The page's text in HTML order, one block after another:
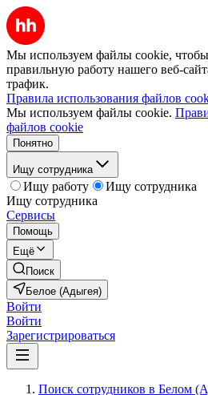
Мы используем файлы cookie, чтобы
правильную работу нашего веб-
трафик.
Правила использования файлов
Мы используем файлы cookie.
файлов cookie
Понятно
Ищу сотрудника
Ищу работу
Ищу сотрудника
Ищу сотрудника
Сервисы
Помощь
Ещё
Поиск
Белое (Адыгея)
Войти
Войти
Зарегистрироваться
Поиск сотрудников в Белом